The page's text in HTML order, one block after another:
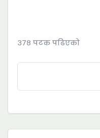
३७८ पटक पढिएको